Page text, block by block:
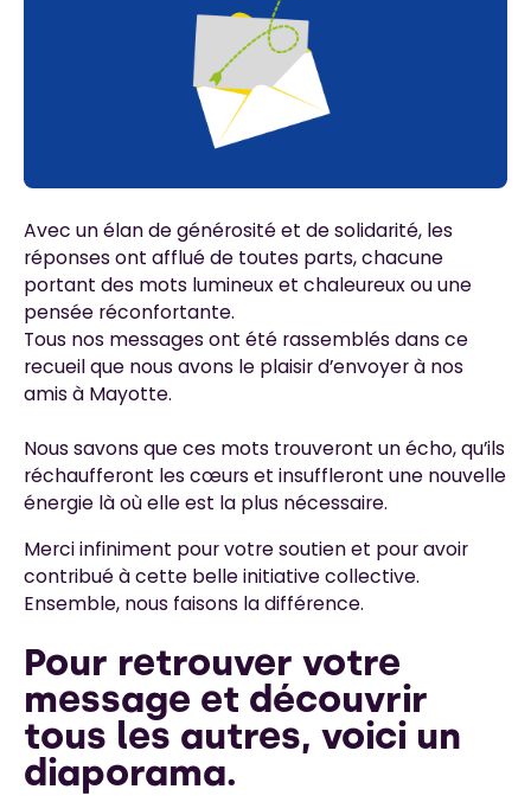
Avec un élan de générosité et de solidarité, les
réponses ont afflué de toutes parts, chacune
portant des mots lumineux et chaleureux ou une
pensée réconfortante.
Tous nos messages ont été rassemblés dans ce
recueil que nous avons le plaisir d’envoyer à nos
amis à Mayotte.
Nous savons que ces mots trouveront un écho, qu’ils
réchaufferont les cœurs et insuffleront une nouvelle
énergie là où elle est la plus nécessaire.
Merci infiniment pour votre soutien et pour avoir
contribué à cette belle initiative collective.
Ensemble, nous faisons la différence.
Pour retrouver votre
message et découvrir
tous les autres, voici un
diaporama.